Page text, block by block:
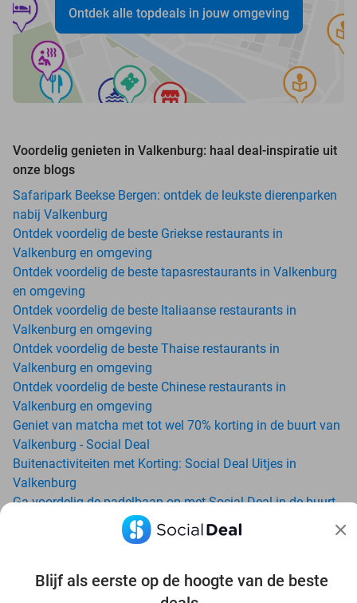
Blijf als eerste op de hoogte van de beste
Ontdek alle topdeals in jouw omgeving
Voordelig genieten in Valkenburg: haal deal-inspiratie uit
onze blogs
Safaripark Beekse Bergen: ontdek de leukste dierenparken
nabij Valkenburg
Ontdek voordelig de beste Griekse restaurants in
Valkenburg en omgeving
Ontdek voordelig de beste tapasrestaurants in Valkenburg
en omgeving
Ontdek voordelig de beste Italiaanse restaurants in
Valkenburg en omgeving
Ontdek voordelig de beste Thaise restaurants in
Valkenburg en omgeving
Ontdek voordelig de beste Chinese restaurants in
Valkenburg en omgeving
Geniet van matcha met tot wel 70% korting in de buurt van
Valkenburg - Social Deal
Buitenactiviteiten met Korting: Social Deal Uitjes in
Valkenburg
Ga voordelig de padelbaan op met Social Deal in de buurt
Geniet van je vakantie in Valkenburg in Nederland met
Ontdek voordelig Pilates in Valkenburg - Social Deal
Ervaar de kwaliteit van het Van der Valk hotel in